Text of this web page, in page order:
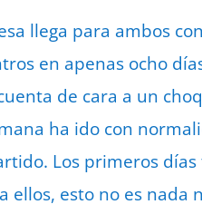
llega para ambos
en apenas ocho
de cara a un
ha ido con
Los primeros
ellos, esto no es nada